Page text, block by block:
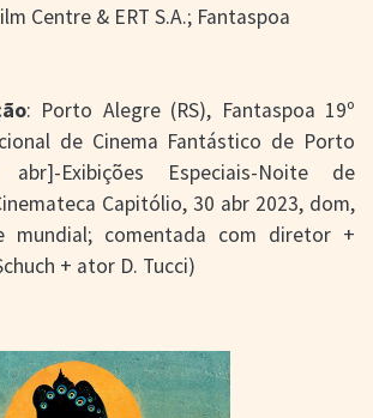
Centre & ERT S.A.; Fantaspoa
: Porto Alegre (RS), Fantaspoa 19º
de Cinema Fantástico de Porto
Exibições Especiais-Noite de
Capitólio, 30 abr 2023, dom,
mundial; comentada com diretor +
+ ator D. Tucci)